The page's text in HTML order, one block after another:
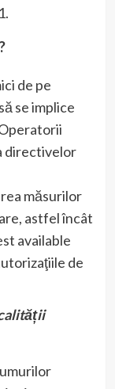
de pe
se implice
directivelor
măsurilor
astfel încât
available
de